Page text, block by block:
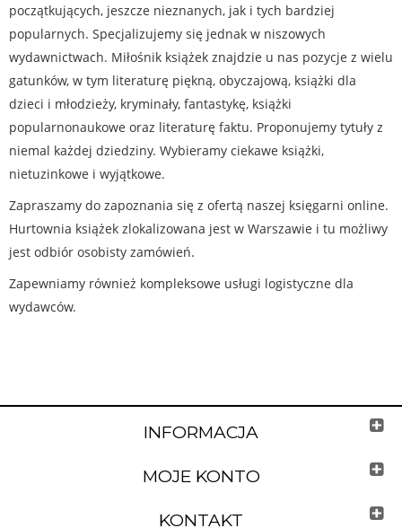
początkujących, jeszcze nieznanych, jak i tych bardziej
popularnych. Specjalizujemy się jednak w niszowych
wydawnictwach. Miłośnik książek znajdzie u nas pozycje z wielu
gatunków, w tym literaturę piękną, obyczajową, książki dla
dzieci i młodzieży, kryminały, fantastykę, książki
popularnonaukowe oraz literaturę faktu. Proponujemy tytuły z
niemal każdej dziedziny. Wybieramy ciekawe książki,
nietuzinkowe i wyjątkowe.
Zapraszamy do zapoznania się z ofertą naszej księgarni online.
Hurtownia książek zlokalizowana jest w Warszawie i tu możliwy
jest odbiór osobisty zamówień.
Zapewniamy również kompleksowe usługi logistyczne dla
wydawców.
INFORMACJA
MOJE KONTO
KONTAKT